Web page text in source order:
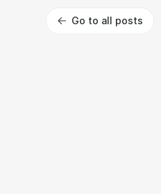
Go to all posts